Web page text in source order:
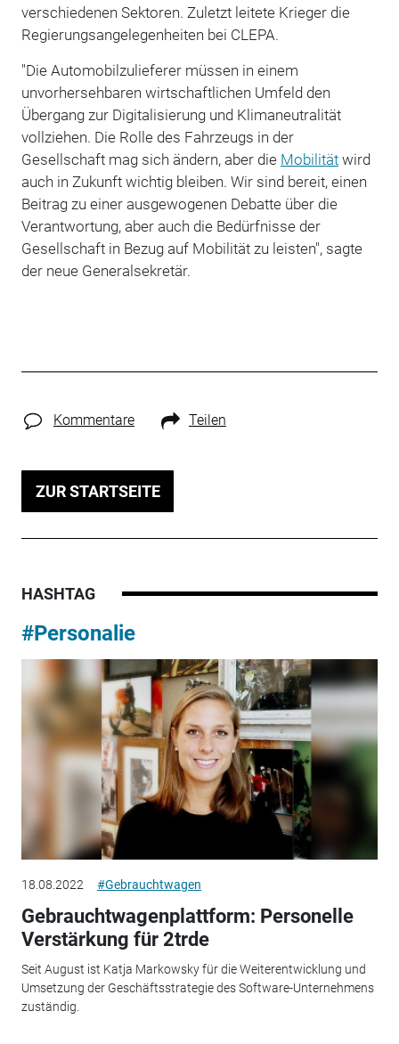
verschiedenen Sektoren. Zuletzt leitete Krieger die
Regierungsangelegenheiten bei CLEPA.
"Die Automobilzulieferer müssen in einem
unvorhersehbaren wirtschaftlichen Umfeld den
Übergang zur Digitalisierung und Klimaneutralität
vollziehen. Die Rolle des Fahrzeugs in der
Gesellschaft mag sich ändern, aber die Mobilitätwird
auch in Zukunft wichtig bleiben. Wir sind bereit, einen
Beitrag zu einer ausgewogenen Debatte über die
Verantwortung, aber auch die Bedürfnisse der
Gesellschaft in Bezug auf Mobilität zu leisten", sagte
der neue Generalsekretär.
Kommentare Teilen
ZUR STARTSEITE
HASHTAG
#Personalie
18.08.2022 #Gebrauchtwagen
Gebrauchtwagenplattform: Personelle
Verstärkung für 2trde
Seit August ist Katja Markowsky für die Weiterentwicklung und
Umsetzung der Geschäftsstrategie des Software-Unternehmens
zuständig.